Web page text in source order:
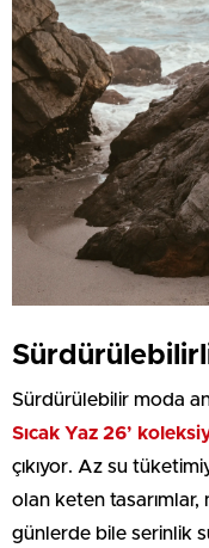
Sürdürülebilir moda
Sıcak Yaz 26’
çıkıyor. Az su
olan keten tasarımlar,
günlerde bile serinlik